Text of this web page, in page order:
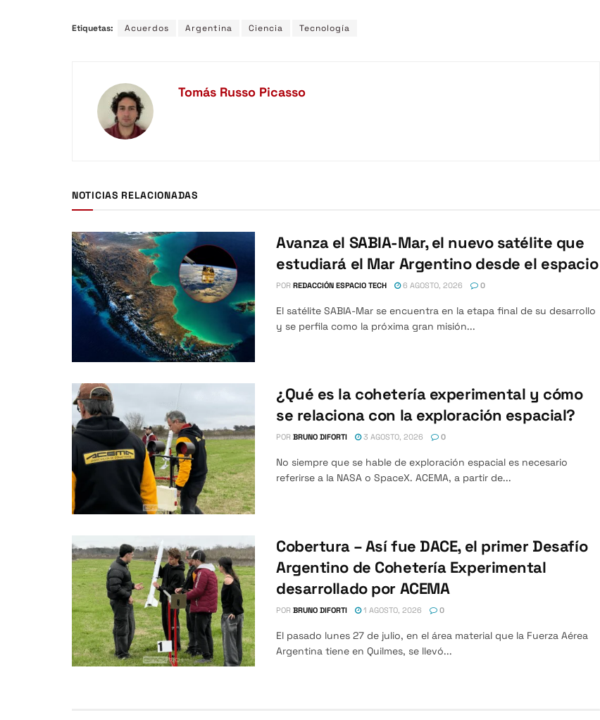
Etiquetas: Acuerdos Argentina Ciencia Tecnología
Tomás Russo Picasso
NOTICIAS RELACIONADAS
Avanza el SABIA-Mar, el nuevo satélite que
estudiará el Mar Argentino desde el espacio
POR REDACCIÓN ESPACIO TECH 6 AGOSTO, 2026 0
El satélite SABIA-Mar se encuentra en la etapa final de su desarrollo
y se perfila como la próxima gran misión...
¿Qué es la cohetería experimental y cómo
se relaciona con la exploración espacial?
POR BRUNO DIFORTI 3 AGOSTO, 2026 0
No siempre que se hable de exploración espacial es necesario
referirse a la NASA o SpaceX. ACEMA, a partir de...
Cobertura – Así fue DACE, el primer Desafío
Argentino de Cohetería Experimental
desarrollado por ACEMA
POR BRUNO DIFORTI 1 AGOSTO, 2026 0
El pasado lunes 27 de julio, en el área material que la Fuerza Aérea
Argentina tiene en Quilmes, se llevó...